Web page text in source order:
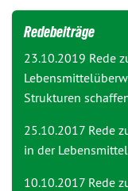
Redebeiträge
23.10.2019 Rede
Strukturen
25.10.2017 Rede
in der
10.10.2017 Rede